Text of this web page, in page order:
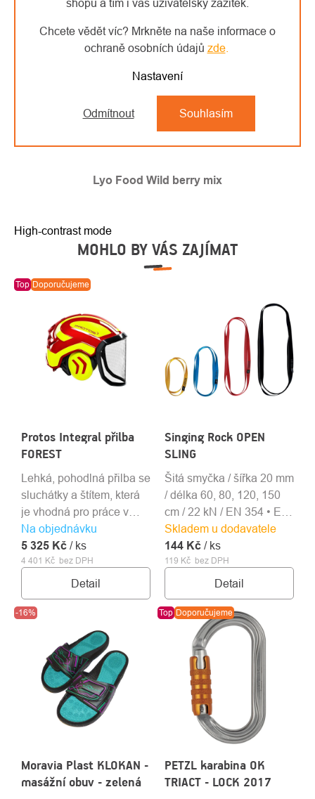
shopu a tím i váš uživatelský zážitek.
Chcete vědět víc? Mrkněte na naše informace o
ochraně osobních údajů zde.
Nastavení
Odmítnout Souhlasím
Lyo Food Wild berry mix
High-contrast mode
MOHLO BY VÁS ZAJÍMAT
Top Doporučujeme
Protos Integral přilba
FOREST
Na objednávku
4 401 Kč bez DPH
5 325 Kč / ks
Detail
Lehká, pohodlná přilba se
sluchátky a štítem, která
je vhodná pro práce v
lese a práce s motorovou
pilou.
Singing Rock OPEN
SLING
Skladem u dodavatele
119 Kč bez DPH
144 Kč / ks
Detail
Šitá smyčka / šířka 20 mm
/ délka 60, 80, 120, 150
cm / 22 kN / EN 354 • EN
566 • EN 795B
-16%
Moravia Plast KLOKAN -
masážní obuv - zelená
Top Doporučujeme
PETZL karabina OK
TRIACT - LOCK 2017